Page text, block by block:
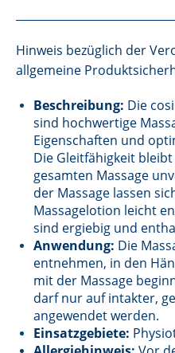
Hinweis bezüglich der
allgemeine
Beschreibung: Die
sind hochwertige
Eigenschaften und
Die Gleitfähigkeit
gesamten Massage
der Massage lassen
Massagelotion leicht
sind ergiebig und
Anwendung: Die
entnehmen, in den
mit der Massage
darf nur auf intakter,
angewendet werden.
Einsatzgebiete: